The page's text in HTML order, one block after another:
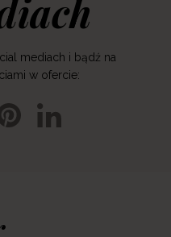
mediach i bądź na
w ofercie: